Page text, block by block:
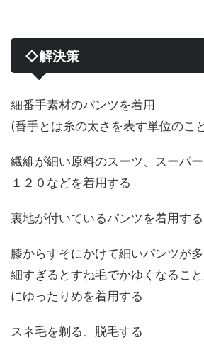
◇解決策
細番手素材のパンツを着用
(番手とは糸の太さを表す単位のこ
繊維が細い原料のスーツ、スーパ
１２０などを着用する
裏地が付いているパンツを着用する
膝からすそにかけて細いパンツが多
細すぎるとすね毛でかゆくなるこ
にゆったりめを着用する
スネ毛を剃る、脱毛する